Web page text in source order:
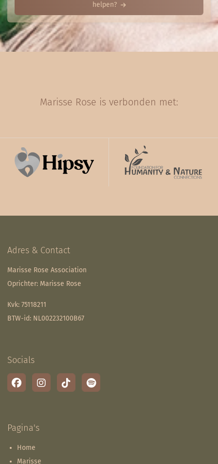
helpen?
Marisse Rose is verbonden met:
Adres & Contact
Marisse Rose Association
Oprichter: Marisse Rose
Kvk: 75118211
BTW-id: NL002232100B67
Socials
Pagina's
Home
Marisse